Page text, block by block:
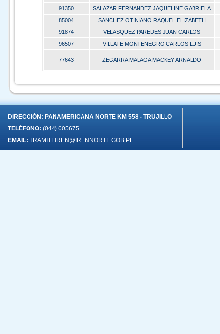
91350
SALAZAR FERNANDEZ JAQUELINE GABRIELA
85004
SANCHEZ OTINIANO RAQUEL ELIZABETH
91874
VELASQUEZ PAREDES JUAN CARLOS
96507
VILLATE MONTENEGRO CARLOS LUIS
77643 ZEGARRA MALAGA MACKEY ARNALDO
DIRECCIÓN: PANAMERICANA NORTE KM 558 - TRUJILLO
TELÉFONO: (044) 605675
EMAIL: TRAMITEIREN@IRENNORTE.GOB.PE